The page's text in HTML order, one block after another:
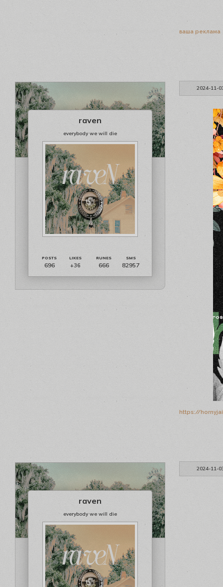
ваша реклама
2024-11-
raven
everybody we will die
696 +36 666 82957
https://
2024-11-
raven
everybody we will die